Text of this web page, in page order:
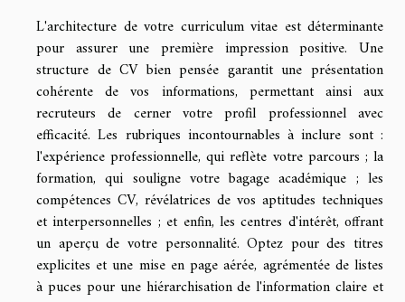
L'architecture de votre curriculum vitae est déterminante
pour assurer une première impression positive. Une
structure de CV bien pensée garantit une présentation
cohérente de vos informations, permettant ainsi aux
recruteurs de cerner votre profil professionnel avec
efficacité. Les rubriques incontournables à inclure sont :
l'expérience professionnelle, qui reflète votre parcours ; la
formation, qui souligne votre bagage académique ; les
compétences CV, révélatrices de vos aptitudes techniques
et interpersonnelles ; et enfin, les centres d'intérêt, offrant
un aperçu de votre personnalité. Optez pour des titres
explicites et une mise en page aérée, agrémentée de listes
à puces pour une hiérarchisation de l'information claire et